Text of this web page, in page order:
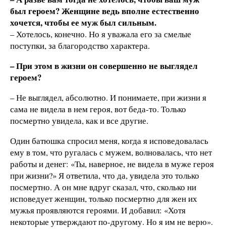
был героем? Женщине ведь вполне естественно
хочется, чтобы ее муж был сильным.
– Хотелось, конечно. Но я уважала его за смелые
поступки, за благородство характера.
– При этом в жизни он совершенно не выглядел
героем?
– Не выглядел, абсолютно. И понимаете, при жизни я
сама не видела в нем героя, вот беда-то. Только
посмертно увидела, как и все другие.
Один батюшка спросил меня, когда я исповедовалась
ему в том, что ругалась с мужем, волновалась, что нет
работы и денег: «Ты, наверное, не видела в муже героя
при жизни?» Я ответила, что да, увидела это только
посмертно. А он мне вдруг сказал, что, сколько ни
исповедует женщин, только посмертно для жен их
мужья проявляются героями. И добавил: «Хотя
некоторые утверждают по-другому. Но я им не верю».